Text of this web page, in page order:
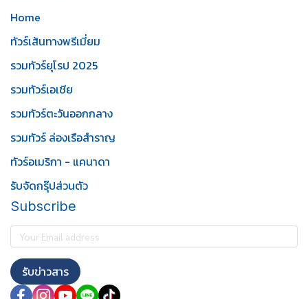
Home
ทัวร์เส้นทางพรีเมี่ยม
รวมทัวร์ยุโรป 2025
รวมทัวร์เอเชีย
รวมทัวร์ตะวันออกกลาง
รวมทัวร์ ล่องเรือสำราญ
ทัวร์อเมริกา - แคนาดา
รับจัดกรุ๊ปส่วนตัว
Subscribe
รับข่าวสาร